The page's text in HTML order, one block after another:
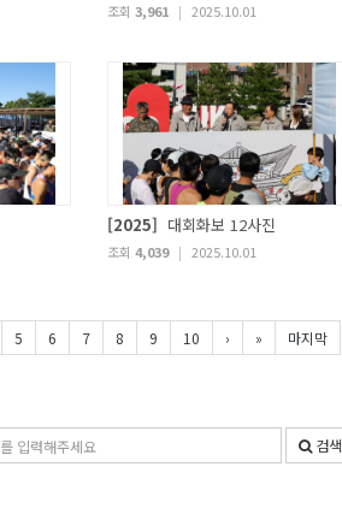
조회 3,961 | 2025.10.01
[2025] 대회화보 12사진
조회 4,039 | 2025.10.01
5 6 7 8 9 10 › » 마지막
검색